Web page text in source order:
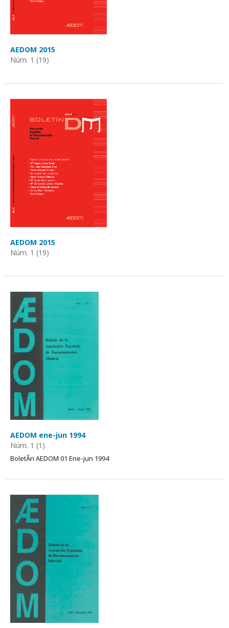
AEDOM 2015
Núm. 1 (19)
AEDOM 2015
Núm. 1 (19)
AEDOM ene-jun 1994
Núm. 1 (1)
BoletÃ­n AEDOM 01 Ene-jun 1994